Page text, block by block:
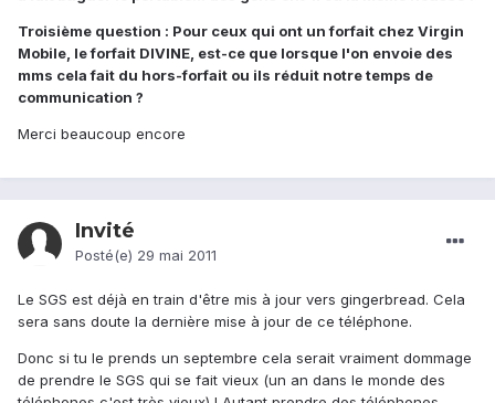
Troisième question : Pour ceux qui ont un forfait chez Virgin
Mobile, le forfait DIVINE, est-ce que lorsque l'on envoie des
mms cela fait du hors-forfait ou ils réduit notre temps de
communication ?
Merci beaucoup encore
Invité
Posté(e) 29 mai 2011
Le SGS est déjà en train d'être mis à jour vers gingerbread. Cela
sera sans doute la dernière mise à jour de ce téléphone.
Donc si tu le prends un septembre cela serait vraiment dommage
de prendre le SGS qui se fait vieux (un an dans le monde des